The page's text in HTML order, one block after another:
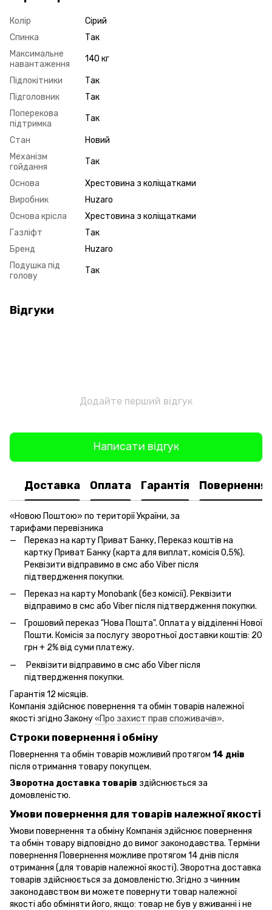
Колір
Сірий
Спинка
Так
Максимальне
навантаження
140 кг
Підлокітники
Так
Підголовник
Так
Поперекова
підтримка
Так
Стан
Новий
Механізм
гойдання
Так
Основа
Хрестовина з коліщатками
Виробник
Huzaro
Основа крісла
Хрестовина з коліщатками
Газліфт
Так
Бренд
Huzaro
Подушка під
голову
Так
Відгуки
Додайте перший відгук
Написати відгук
Доставка Оплата Гарантія Повернення
«Новою Поштою» по території України, за
тарифами перевізника
Переказ на карту Приват Банку, Переказ коштів на
картку Приват Банку (карта для виплат, комісія 0,5%).
Реквізити відправимо в смс або Viber після
підтвердження покупки.
Переказ на карту Monobank (без комісії). Реквізити
відправимо в смс або Viber після підтвердження покупки.
Грошовий переказ "Нова Пошта". Оплата у відділенні Нової
Пошти. Комісія за послугу зворотньої доставки коштів: 20
грн + 2% від суми платежу.
Реквізити відправимо в смс або Viber після
підтвердження покупки.
Гарантія 12 місяців.
Компанія здійснює повернення та обмін товарів належної
якості згідно Закону«Про захист прав споживачів».
Строки повернення і обміну
Повернення та обмін товарів можливий протягом 14 днів
після отримання товару покупцем.
Зворотна доставка товарів здійснюється за
домовленістю.
Умови повернення для товарів належної якості
Умови повернення та обміну Компанія здійснює повернення
та обмін товару відповідно до вимог законодавства. Терміни
повернення Повернення можливе протягом 14 днів після
отримання (для товарів належної якості). Зворотна доставка
товарів здійснюється за домовленістю. Згідно з чинним
законодавством ви можете повернути товар належної
якості або обміняти його, якщо: товар не був у вживанні і не